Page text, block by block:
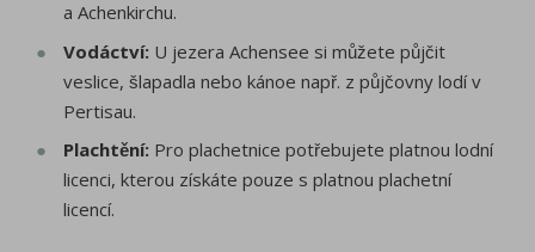
a Achenkirchu.
Vodáctví: U jezera Achensee si můžete půjčit
veslice, šlapadla nebo kánoe např. z půjčovny lodí v
Pertisau.
Plachtění: Pro plachetnice potřebujete platnou lodní
licenci, kterou získáte pouze s platnou plachetní
licencí.